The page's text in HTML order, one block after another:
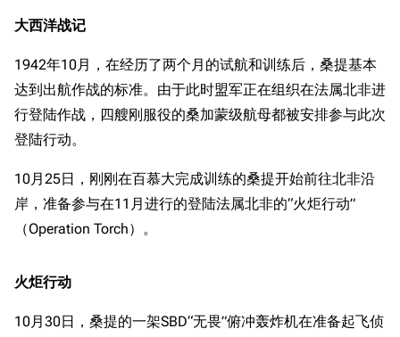
大西洋战记
1942年10月，在经历了两个月的试航和训练后，桑提基本
达到出航作战的标准。由于此时盟军正在组织在法属北非进
行登陆作战，四艘刚服役的桑加蒙级航母都被安排参与此次
登陆行动。
10月25日，刚刚在百慕大完成训练的桑提开始前往北非沿
岸，准备参与在11月进行的登陆法属北非的“火炬行动”
（Operation Torch）。
火炬行动
10月30日，桑提的一架SBD“无畏”俯冲轰炸机在准备起飞侦